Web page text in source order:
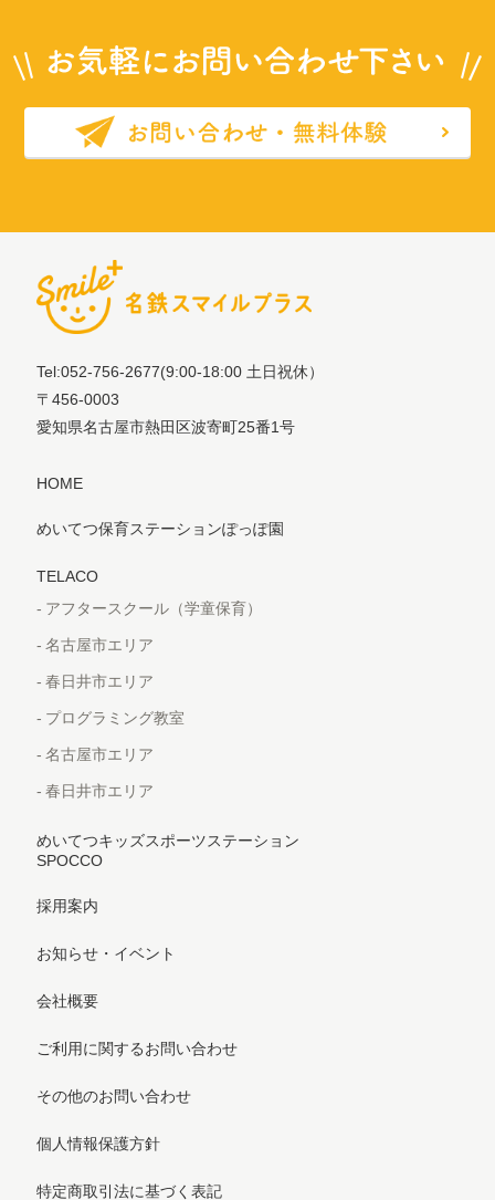
Tel:052-756-2677(9:00-18:00 土日祝休）
〒456-0003
愛知県名古屋市熱田区波寄町25番1号
HOME
めいてつ保育ステーションぽっぽ園
TELACO
アフタースクール（学童保育）
名古屋市エリア
春日井市エリア
プログラミング教室
名古屋市エリア
春日井市エリア
めいてつキッズスポーツステーション
SPOCCO
採用案内
お知らせ・イベント
会社概要
ご利用に関するお問い合わせ
その他のお問い合わせ
個人情報保護方針
特定商取引法に基づく表記